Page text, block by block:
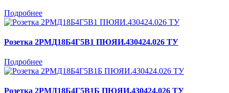
Подробнее
Розетка 2РМД18Б4Г5В1 ПЮЯИ.430424.026 ТУ
Подробнее
Розетка 2РМД18Б4Г5В1Б ПЮЯИ.430424.026 ТУ